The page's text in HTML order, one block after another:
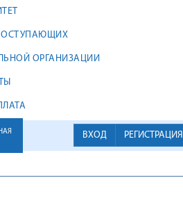
ОРГАНИЗАЦИИ
ВХОД РЕГИСТРАЦИЯ